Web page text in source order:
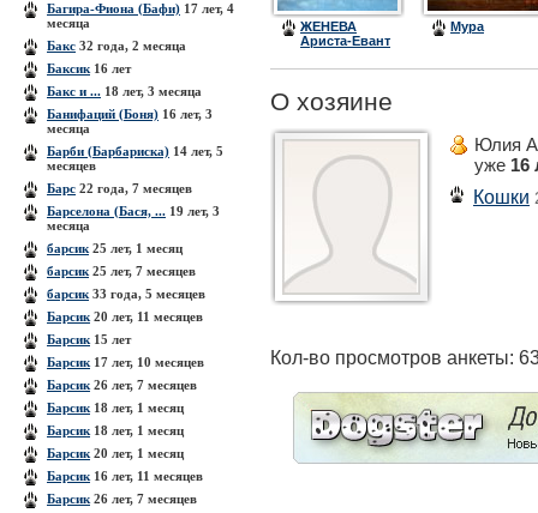
Багира-Фиона (Бафи) 17 лет, 4
месяца
Бакс 32 года, 2 месяца
Баксик 16 лет
Бакс и ... 18 лет, 3 месяца
Банифаций (Боня) 16 лет, 3
месяца
Барби (Барбариска) 14 лет, 5
месяцев
Барс 22 года, 7 месяцев
Барселона (Бася, ... 19 лет, 3
месяца
барсик 25 лет, 1 месяц
барсик 25 лет, 7 месяцев
барсик 33 года, 5 месяцев
Барсик 20 лет, 11 месяцев
Барсик 15 лет
Барсик 17 лет, 10 месяцев
Барсик 26 лет, 7 месяцев
Барсик 18 лет, 1 месяц
Барсик 18 лет, 1 месяц
Барсик 20 лет, 1 месяц
Барсик 16 лет, 11 месяцев
Барсик 26 лет, 7 месяцев
ЖЕНЕВА
Ариста-Евант
Мура
О хозяине
Юлия
уже 16
Кошки
Кол-во просмотров анкеты: